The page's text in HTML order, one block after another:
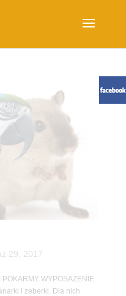
29, 2017
WYPOSAŻENIE
i zeberki. Dla nich